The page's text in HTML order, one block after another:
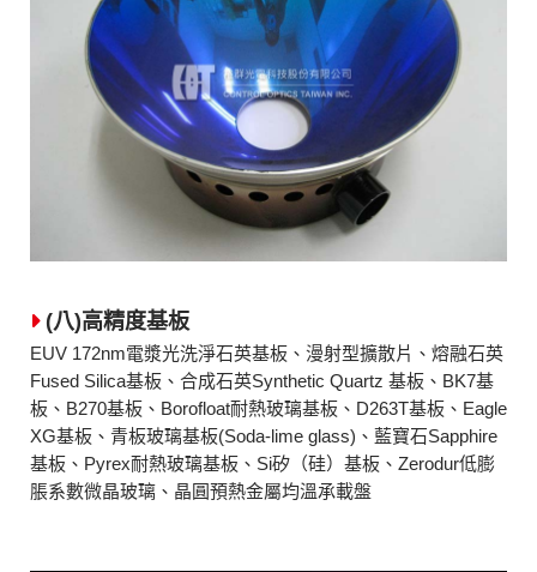
(八)高精度基板
EUV 172nm電漿光洗淨石英基板、漫射型擴散片、熔融石英
Fused Silica基板、合成石英Synthetic Quartz 基板、BK7基
板、B270基板、Borofloat耐熱玻璃基板、D263T基板、Eagle
XG基板、青板玻璃基板(Soda-lime glass)、藍寶石Sapphire
基板、Pyrex耐熱玻璃基板、Si矽（硅）基板、Zerodur低膨
脹系數微晶玻璃、晶圓預熱金屬均溫承載盤